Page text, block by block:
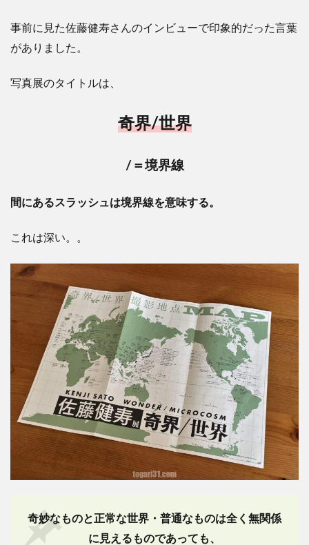
事前に見た佐藤健寿さんのインビューで印象的だった言葉
がありました。
写真展のタイトルは、
奇界/世界
/ ＝境界線
間にあるスラッシュは境界線を意味する。
これは深い。。
奇妙なものと正常な世界・普通なものは全く無関係
に見えるものであっても、